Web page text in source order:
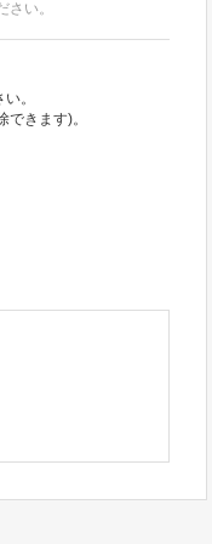
い。
。
きます)。